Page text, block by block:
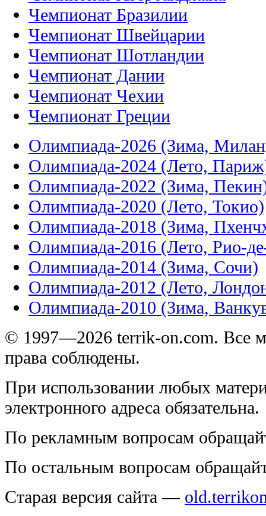
Чемпионат Бразилии
Чемпионат Швейцарии
Чемпионат Шотландии
Чемпионат Дании
Чемпионат Чехии
Чемпионат Греции
Олимпиада-2026 (Зима,
Олимпиада-2024 (Лето,
Олимпиада-2022 (Зима,
Олимпиада-2020 (Лето, Токио)
Олимпиада-2018 (Зима,
Олимпиада-2016 (Лето, Рио-
Олимпиада-2014 (Зима, Сочи)
Олимпиада-2012 (Лето,
Олимпиада-2010 (Зима,
© 1997—2026 terrik-on.com. Все
права соблюдены.
При использовании любых
электронного адреса обязательна.
По рекламным вопросам
По остальным вопросам
Старая версия сайта —